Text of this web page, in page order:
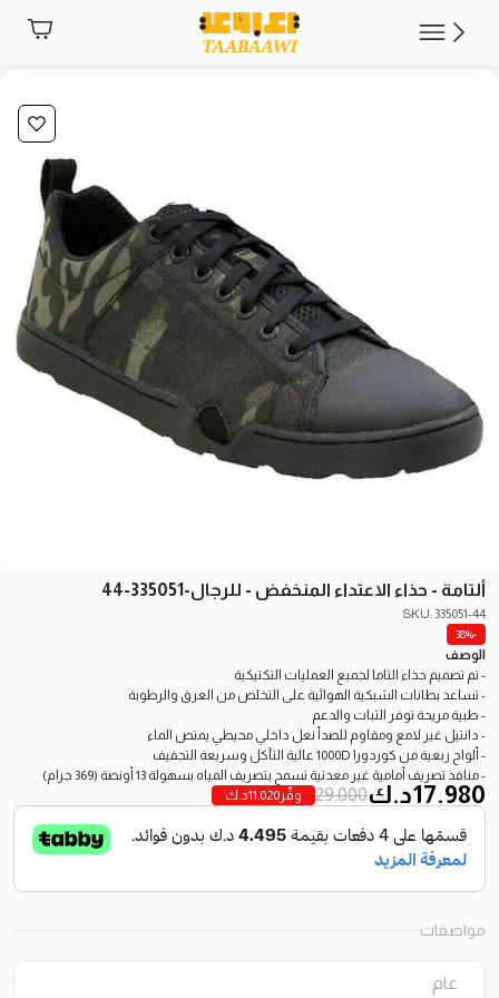
ألتامة - حذاء الاعتداء المنخفض - للرجال-335051-44
SKU: 335051-44
-38%
الوصف
- تم تصميم حذاء التاما لجميع العمليات التكتيكية
- تساعد بطانات الشبكية الهوائية على التخلص من العرق والرطوبة
- طبية مريحة توفر الثبات والدعم
- دانتيل غير لامع ومقاوم للصدأ نعل داخلي محيطي يمتص الماء
- ألواح ربعية من كوردورا 1000D عالية التآكل وسريعة التجفيف
- منافذ تصريف أمامية غير معدنية تسمح بتصريف المياه بسهولة 13 أونصة (369 جرام)
وفّر 11.020د.ك 29.000 17.980د.ك
مواصفات
عام